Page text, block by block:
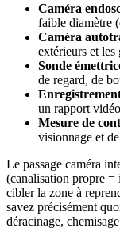
Caméra
faible diamètre
Caméra
extérieurs et les
Sonde
de regard, de
un rapport
Mesure de
visionnage et
Le passage caméra
(canalisation propre =
cibler la zone à
savez précisément
déracinage,